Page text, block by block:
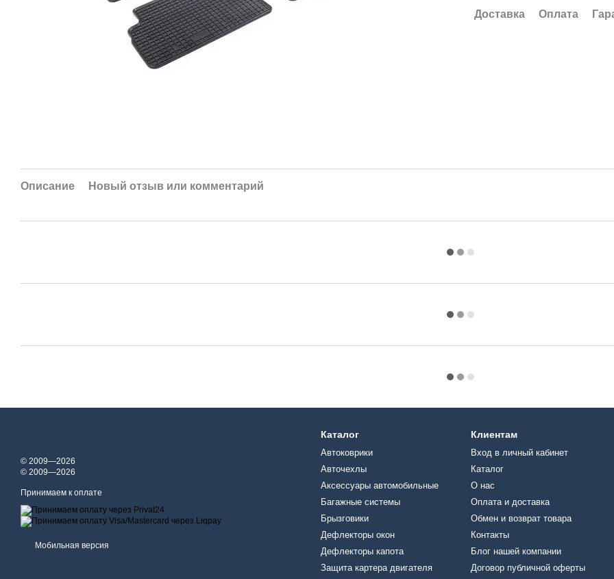
Доставка Оплата
Описание Новый отзыв или комментарий
© 2009—2026
© 2009—2026
Принимаем к оплате
Мобильная версия
Каталог
Автоковрики
Авточехлы
Аксессуары автомобильные
Багажные системы
Брызговики
Дефлекторы окон
Дефлекторы капота
Защита картера двигателя
Клиентам
Вход в личный кабинет
Каталог
О нас
Оплата и доставка
Обмен и возврат товара
Контакты
Блог нашей компании
Договор публичной оферты